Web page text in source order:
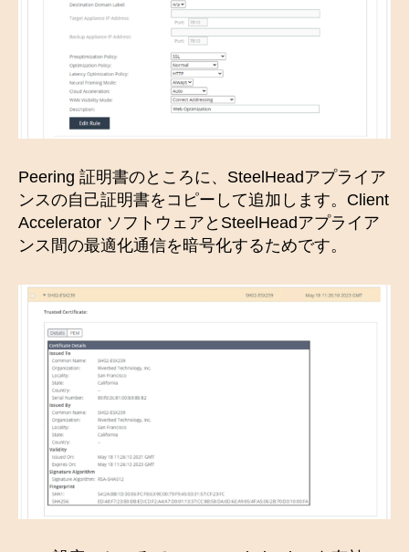
Peering 証明書のところに、SteelHeadアプライア
ンスの自己証明書をコピーして追加します。Client
Accelerator ソフトウェアとSteelHeadアプライア
ンス間の最適化通信を暗号化するためです。